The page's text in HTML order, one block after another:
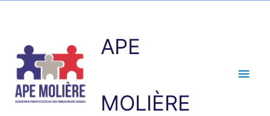
APE
MOLIÈRE